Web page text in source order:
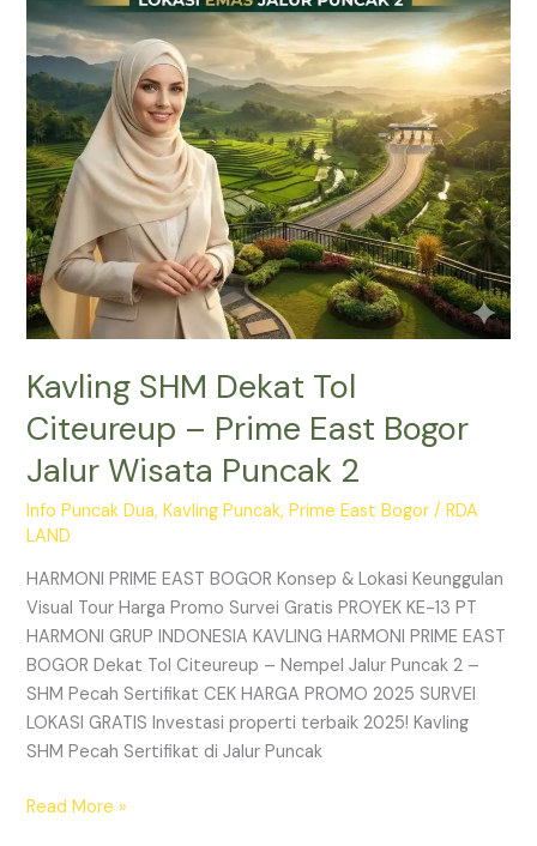
Kavling SHM Dekat Tol
Citeureup – Prime East Bogor
Jalur Wisata Puncak 2
Info Puncak Dua,Kavling Puncak,Prime East Bogor /RDA
LAND
HARMONI PRIME EAST BOGOR Konsep & Lokasi Keunggulan
Visual Tour Harga Promo Survei Gratis PROYEK KE-13 PT
HARMONI GRUP INDONESIA KAVLING HARMONI PRIME EAST
BOGOR Dekat Tol Citeureup – Nempel Jalur Puncak 2 –
SHM Pecah Sertifikat CEK HARGA PROMO 2025 SURVEI
LOKASI GRATIS Investasi properti terbaik 2025! Kavling
SHM Pecah Sertifikat di Jalur Puncak
–
Prime
East
Bogor
Jalur
Wisata
Puncak
2
Read More »